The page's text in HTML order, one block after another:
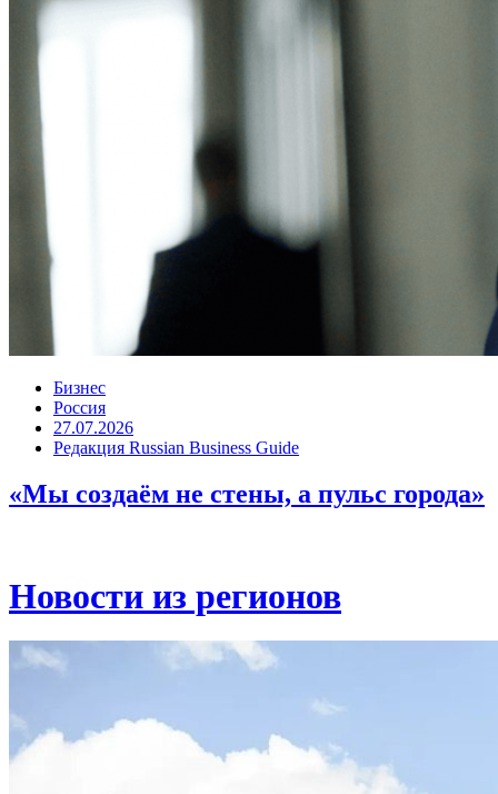
Бизнес
Россия
27.07.2026
Редакция Russian Business Guide
«Мы создаём не стены, а пульс города»
Новости из регионов